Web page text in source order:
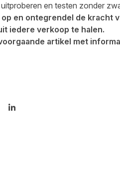
en testen zonder
en ontegrendel de kracht
iedere verkoop te halen.
artikel met
Twitter
op Facebook
Delen op LinkedIn